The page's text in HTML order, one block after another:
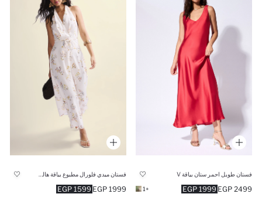
فستان طويل احمر ستان بياقة V
1999 EGP 2499 EGP
+1
1599 EGP 1999 EGP